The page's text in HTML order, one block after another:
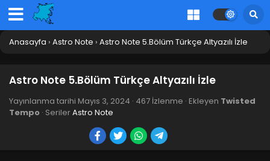
Anasayfa › Astro Note › Astro Note 5.Bölüm Türkçe Altyazılı İzle
Astro Note 5.Bölüm Türkçe Altyazılı İzle
Yayınlanma tarihi Mayıs 3, 2024 · 467 İzlenme · Ekleyen Twisted
Tempo · SerilerAstro Note